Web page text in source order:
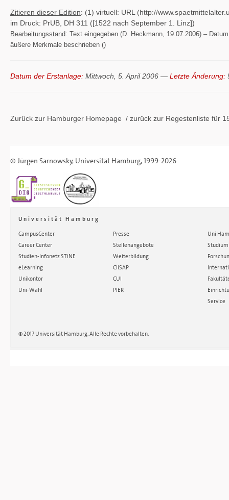
Zitieren dieser Edition: (1) virtuell: URL (http://
im Druck: PrUB, DH 311 ([1522 nach September 1. Linz])
Bearbeitungsstand: Text eingegeben (D. Heckmann, 19.07.2006) –
äußere Merkmale beschrieben ()
Datum der Erstanlage: Mittwoch, 5. April 2006 — Letzte Änderung:
Zurück zur Hamburger Homepage / zurück zur Regestenliste für
© Jürgen Sarnowsky, Universität Hamburg, 1999-2026